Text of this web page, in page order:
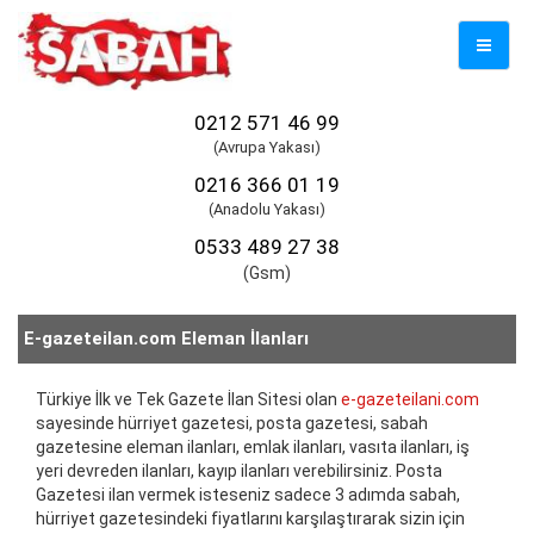
Mobil
0212 571 46 99
(Avrupa Yakası)
0216 366 01 19
(Anadolu Yakası)
0533 489 27 38
(Gsm)
E-gazeteilan.com Eleman İlanları
Türkiye İlk ve Tek Gazete İlan Sitesi olan e-gazeteilani.com
sayesinde hürriyet gazetesi, posta gazetesi, sabah
gazetesine eleman ilanları, emlak ilanları, vasıta ilanları, iş
yeri devreden ilanları, kayıp ilanları verebilirsiniz. Posta
Gazetesi ilan vermek isteseniz sadece 3 adımda sabah,
hürriyet gazetesindeki fiyatlarını karşılaştırarak sizin için